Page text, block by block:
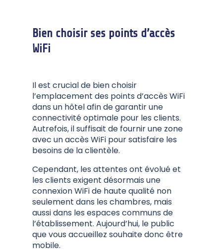
Bien choisir ses points d’accès
WiFi
Il est crucial de bien choisir
l’emplacement des points d’accès WiFi
dans un hôtel afin de garantir une
connectivité optimale pour les clients.
Autrefois, il suffisait de fournir une zone
avec un accès WiFi pour satisfaire les
besoins de la clientèle.
Cependant, les attentes ont évolué et
les clients exigent désormais une
connexion WiFi de haute qualité non
seulement dans les chambres, mais
aussi dans les espaces communs de
l’établissement. Aujourd’hui, le public
que vous accueillez souhaite donc être
mobile.